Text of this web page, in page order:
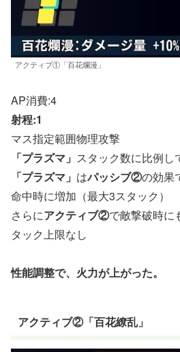
アクティブ①「百花爛漫」
AP消費:4
射程:1
マス指定範囲物理攻撃
「プラズマ」 スタック数に比例し
「プラズマ」 はパッシブ②の効果
命中時に増加（最大3スタック）
さらにアクティブ②で敵撃破時に
タック上限なし
性能調整で、火力が上がった。
アクティブ②「百花繚乱」